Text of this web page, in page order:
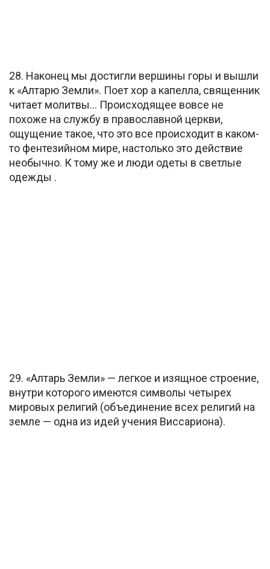
28. Наконец мы достигли вершины горы и вышли
к «Алтарю Земли». Поет хор а капелла, священник
читает молитвы… Происходящее вовсе не
похоже на службу в православной церкви,
ощущение такое, что это все происходит в каком-
то фентезийном мире, настолько это действие
необычно. К тому же и люди одеты в светлые
одежды .
29. «Алтарь Земли» — легкое и изящное строение,
внутри которого имеются символы четырех
мировых религий (объединение всех религий на
земле — одна из идей учения Виссариона).